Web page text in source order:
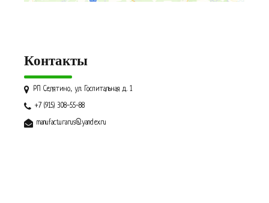
Контакты
РП Селятино, ул. Госпитальная д. 1
+7 (915) 308-55-88
manufacturarus@yandex.ru